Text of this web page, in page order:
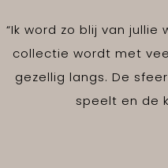
“Ik word zo blij van jullie
collectie wordt met
gezellig langs. De
speelt en de